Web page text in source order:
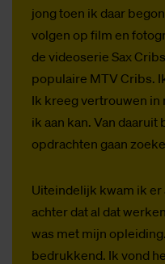
jong toen ik daar
volgen op film en
de videoserie Sax
populaire MTV Cribs.
Ik kreeg vertrouwen in
ik aan kan. Van
opdrachten gaan
Uiteindelijk kwam ik er
achter dat al dat
was met mijn
bedrukkend. Ik vond